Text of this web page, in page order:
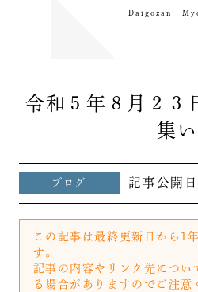
Daigozan
令和５年８月２
集い
ブログ 記事公開日
この記事は最終更新日から1
す。
記事の内容やリンク先につい
る場合がありますのでご注意